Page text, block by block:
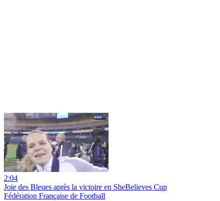
2:04
Joie des Bleues après la victoire en SheBelieves Cup
Fédération Française de Football